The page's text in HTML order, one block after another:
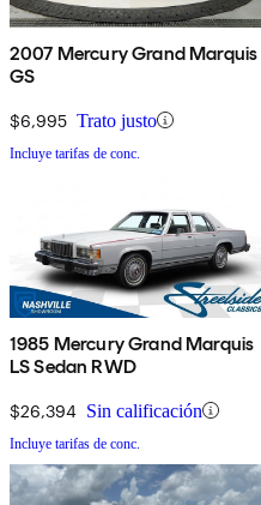
2007 Mercury Grand Marquis
GS
$6,995 Trato justo
Incluye tarifas de conc.
1985 Mercury Grand Marquis
LS Sedan RWD
$26,394 Sin calificación
Incluye tarifas de conc.